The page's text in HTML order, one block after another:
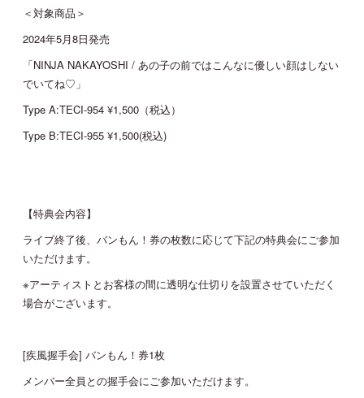
＜対象商品＞
2024年5月8日発売
「NINJA NAKAYOSHI / あの子の前ではこんなに優しい顔はしない
でいてね♡」
Type A:TECI-954 ¥1,500（税込）
Type B:TECI-955 ¥1,500(税込)
【特典会内容】
ライブ終了後、バンもん！券の枚数に応じて下記の特典会にご参加
いただけます。
※アーティストとお客様の間に透明な仕切りを設置させていただく
場合がございます。
[疾風握手会] バンもん！券1枚
メンバー全員との握手会にご参加いただけます。